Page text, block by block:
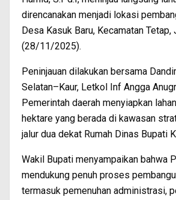
direncanakan menjadi lokasi
Desa Kasuk Baru, Kecamatan Tetap,
(28/11/2025).
Peninjauan dilakukan bersama
Selatan–Kaur, Letkol Inf Angga
Pemerintah daerah menyiapkan
hektare yang berada di kawasan
jalur dua dekat Rumah Dinas Bupati
Wakil Bupati menyampaikan bahwa
mendukung penuh proses
termasuk pemenuhan administrasi,